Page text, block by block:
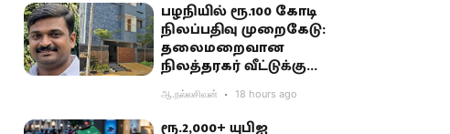
பழநியில் ரூ.100 கோடி
நிலப்பதிவு முறைகேடு:
தலைமறைவான
நிலத்தரகர் வீட்டுக்கு
சிபிசிஐடி ‘சீல்’
ஆ.நல்லசிவன் 18 hours ago
ரூ.2,000+ யுபிஐ